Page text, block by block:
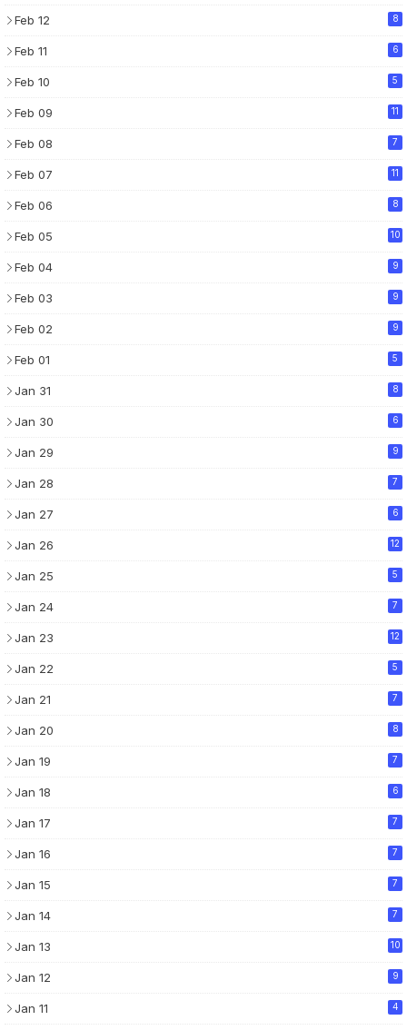
Feb 12 8
Feb 11 6
Feb 10 5
Feb 09 11
Feb 08 7
Feb 07 11
Feb 06 8
Feb 05 10
Feb 04 9
Feb 03 9
Feb 02 9
Feb 01 5
Jan 31 8
Jan 30 6
Jan 29 9
Jan 28 7
Jan 27 6
Jan 26 12
Jan 25 5
Jan 24 7
Jan 23 12
Jan 22 5
Jan 21 7
Jan 20 8
Jan 19 7
Jan 18 6
Jan 17 7
Jan 16 7
Jan 15 7
Jan 14 7
Jan 13 10
Jan 12 9
Jan 11 4